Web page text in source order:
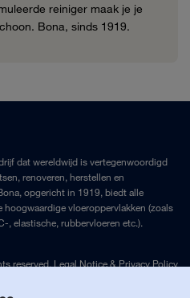
reiniger maak je je
Bona, sinds 1919.
dat wereldwijd is vertegenwoordigd
renoveren, herstellen en
opgericht in 1919, biedt alle
vloeroppervlakken (zoals
, elastische, rubbervloeren etc.).
reserved. Legal Notice& Privacy Policy